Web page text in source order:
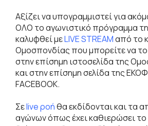
Αξίζει να υπογραμμιστεί για
ΟΛΟ το αγωνιστικό πρόγραμμα
καλυφθεί μεLIVE STREAMαπό το
Ομοσπονδίας που μπορείτε να το
στην επίσημη ιστοσελίδα της
και στην επίσημη σελίδα της
FACEBOOK.
Σεlive ροήθα εκδίδονται και τα
αγώνων όπως έχει καθιερώσει το